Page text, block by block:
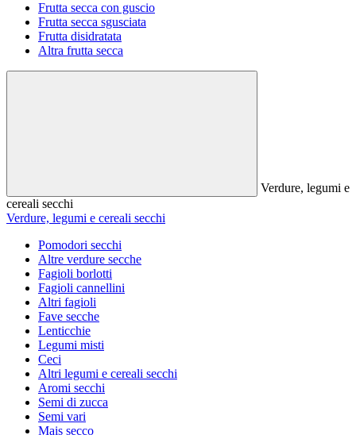
Frutta secca con guscio
Frutta secca sgusciata
Frutta disidratata
Altra frutta secca
Verdure, legumi e
cereali secchi
Verdure, legumi e cereali secchi
Pomodori secchi
Altre verdure secche
Fagioli borlotti
Fagioli cannellini
Altri fagioli
Fave secche
Lenticchie
Legumi misti
Ceci
Altri legumi e cereali secchi
Aromi secchi
Semi di zucca
Semi vari
Mais secco